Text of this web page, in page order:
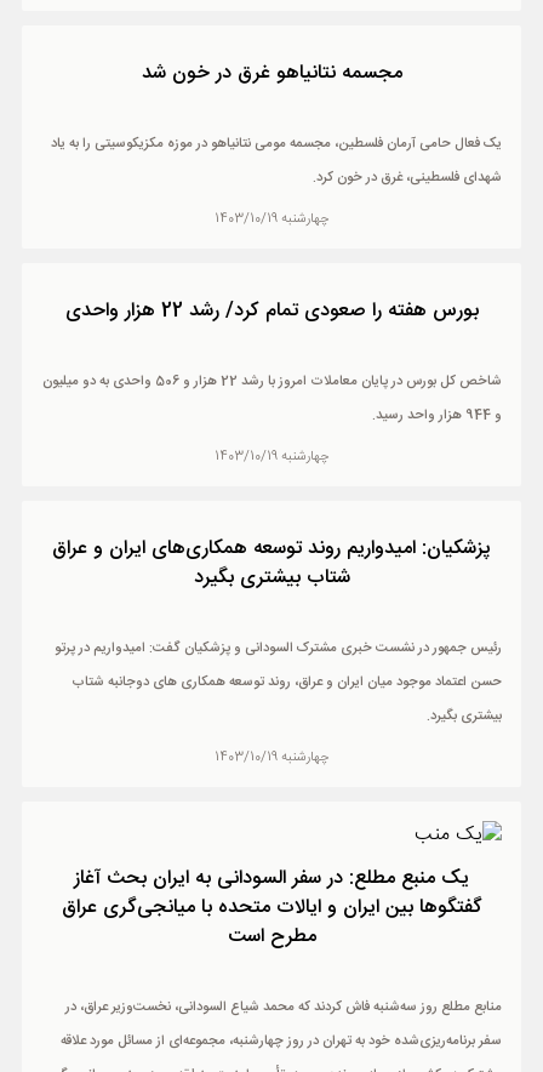
مجسمه نتانیاهو غرق در خون شد
یک فعال حامی آرمان فلسطین، مجسمه مومی نتانیاهو در موزه مکزیکوسیتی را به یاد
شهدای فلسطینی، غرق در خون کرد.
چهارشنبه 1403/10/19
بورس هفته را صعودی تمام کرد/ رشد 22 هزار واحدی
شاخص کل بورس در پایان معاملات امروز با رشد 22 هزار و 506 واحدی به دو میلیون
و 944 هزار واحد رسید.
چهارشنبه 1403/10/19
پزشکیان: امیدواریم روند توسعه همکاری‌های ایران و عراق
شتاب بیشتری بگیرد
رئیس جمهور در نشست خبری مشترک السودانی و پزشکیان گفت: امیدواریم در پرتو
حسن اعتماد موجود میان ایران و عراق، روند توسعه همکاری های دوجانبه شتاب
بیشتری بگیرد.
چهارشنبه 1403/10/19
یک منبع مطلع: در سفر السودانی به ایران بحث آغاز
گفتگوها بین ایران و ایالات متحده با میانجی‌گری عراق
مطرح است
منابع مطلع روز سه‌شنبه فاش کردند که محمد شیاع السودانی، نخست‌وزیر عراق، در
سفر برنامه‌ریزی‌شده خود به تهران در روز چهارشنبه، مجموعه‌ای از مسائل مورد علاقه